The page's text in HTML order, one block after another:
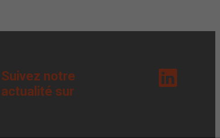
Suivez notre
actualité sur